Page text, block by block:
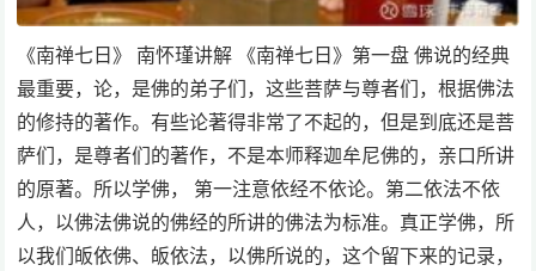
《南禅七日》 南怀瑾讲解 《南禅七日》第一盘 佛说的经典
最重要，论，是佛的弟子们，这些菩萨与尊者们，根据佛法
的修持的著作。有些论著得非常了不起的，但是到底还是菩
萨们，是尊者们的著作，不是本师释迦牟尼佛的，亲口所讲
的原著。所以学佛， 第一注意依经不依论。第二依法不依
人，以佛法佛说的佛经的所讲的佛法为标准。真正学佛，所
以我们皈依佛、皈依法，以佛所说的，这个留下来的记录，